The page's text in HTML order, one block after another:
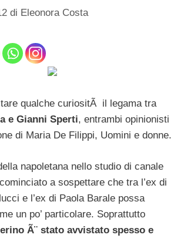
di Eleonora Costa
qualche curiositÃ il legama tra
e Gianni Sperti, entrambi opinionisti
di Maria De Filippi, Uomini e donne.
napoletana nello studio di canale
a sospettare che tra l’ex di
e l’ex di Paola Barale possa
un po’ particolare. Soprattutto
Ã¨ stato avvistato spesso e